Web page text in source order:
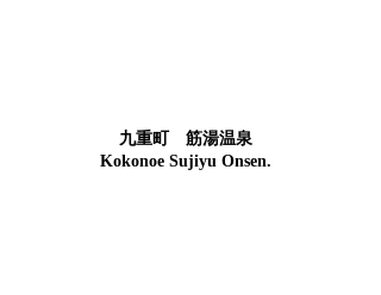
九重町 筋湯温泉
Kokonoe Sujiyu Onsen.